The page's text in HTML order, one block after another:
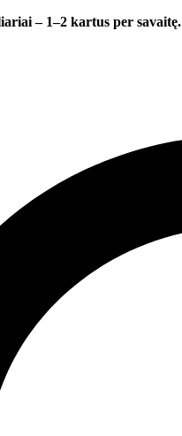
– 1–2 kartus per savaitę.